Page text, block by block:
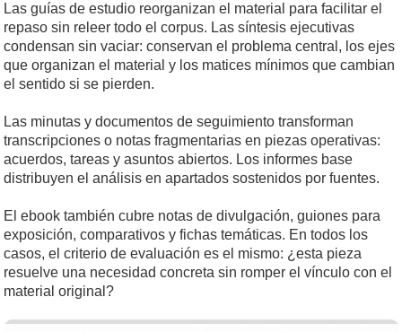
Las guías de estudio reorganizan el material para facilitar el
repaso sin releer todo el corpus. Las síntesis ejecutivas
condensan sin vaciar: conservan el problema central, los ejes
que organizan el material y los matices mínimos que cambian
el sentido si se pierden.
Las minutas y documentos de seguimiento transforman
transcripciones o notas fragmentarias en piezas operativas:
acuerdos, tareas y asuntos abiertos. Los informes base
distribuyen el análisis en apartados sostenidos por fuentes.
El ebook también cubre notas de divulgación, guiones para
exposición, comparativos y fichas temáticas. En todos los
casos, el criterio de evaluación es el mismo: ¿esta pieza
resuelve una necesidad concreta sin romper el vínculo con el
material original?